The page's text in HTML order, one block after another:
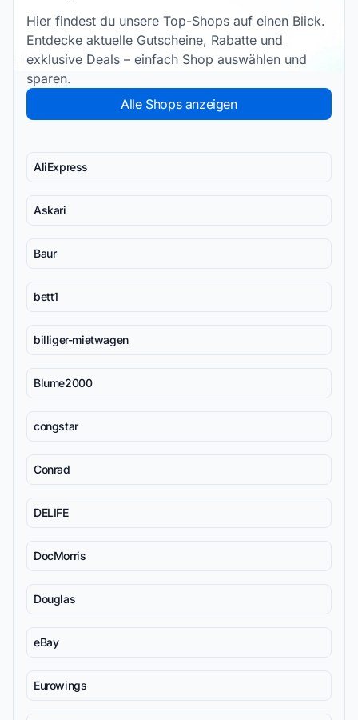
Hier findest du unsere Top-Shops auf einen Blick.
Entdecke aktuelle Gutscheine, Rabatte und
exklusive Deals – einfach Shop auswählen und
sparen.
Alle Shops anzeigen
AliExpress
Askari
Baur
bett1
billiger-mietwagen
Blume2000
congstar
Conrad
DELIFE
DocMorris
Douglas
eBay
Eurowings